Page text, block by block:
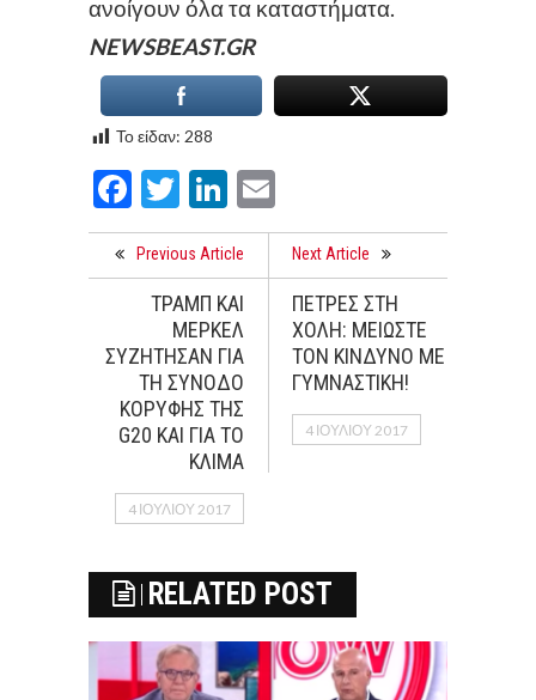
ανοίγουν όλα τα καταστήματα.
NEWSBEAST.GR
Το είδαν: 288
Facebook
TwitterLinkedIn
Previous Article
ΤΡΑΜΠ ΚΑΙ
ΜΕΡΚΕΛ
ΣΥΖΗΤΗΣΑΝ ΓΙΑ
ΤΗ ΣΥΝΟΔΟ
ΚΟΡΥΦΗΣ ΤΗΣ
G20 ΚΑΙ ΓΙΑ ΤΟ
ΚΛΙΜΑ
4 ΙΟΥΛΊΟΥ 2017
Next Article
ΠΕΤΡΕΣ ΣΤΗ
ΧΟΛΗ: ΜΕΙΩΣΤΕ
ΤΟΝ ΚΙΝΔΥΝΟ ΜΕ
ΓΥΜΝΑΣΤΙΚΗ!
4 ΙΟΥΛΊΟΥ 2017
RELATED POST